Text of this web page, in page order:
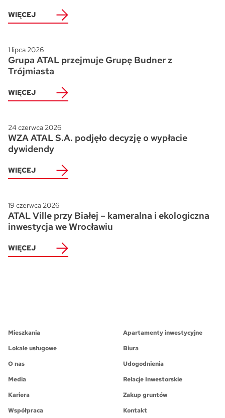
WIĘCEJ
1 lipca 2026
Grupa ATAL przejmuje Grupę Budner z
Trójmiasta
WIĘCEJ
24 czerwca 2026
WZA ATAL S.A. podjęło decyzję o wypłacie
dywidendy
WIĘCEJ
19 czerwca 2026
ATAL Ville przy Białej – kameralna i ekologiczna
inwestycja we Wrocławiu
WIĘCEJ
Mieszkania
Apartamenty inwestycyjne
Lokale usługowe
Biura
O nas
Udogodnienia
Media
Relacje Inwestorskie
Kariera
Zakup gruntów
Współpraca
Kontakt